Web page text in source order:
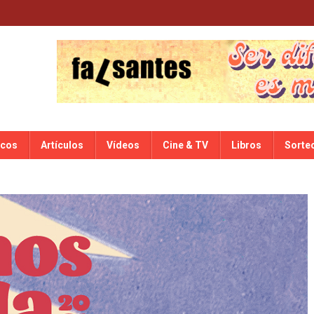
Artículos Vídeos Cine & TV Libros